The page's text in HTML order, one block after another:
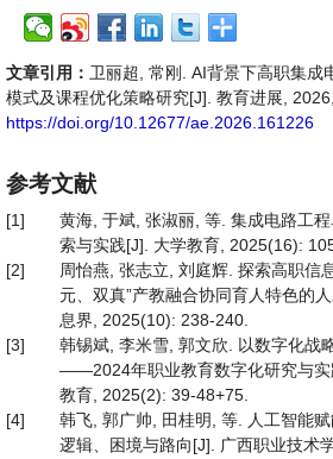
文章引用： 卫丽超, 常刚. AI背景下高职集成
模式及课程优化策略研究[J]. 教育进展,
https://doi.org/10.12677/ae.2026.161226
参考文献
[1]
黄海, 于斌, 张淑丽, 等. 集成电路工
索与实践[J]. 大学教育, 2025(16):
[2]
周怡燕, 张志立, 刘庭辉. 探索高职信
元、双真”产教融合协同育人特色的
息界, 2025(10): 238-240.
[3]
韩锡斌, 李米雪, 郭文欣. 以数字化战
——2024年职业教育数字化研究与实
教育, 2025(2): 39-48+75.
[4]
韩飞, 郭广帅, 田桂明, 等. 人工智能赋
逻辑、困境与路向[J]. 广西职业技术